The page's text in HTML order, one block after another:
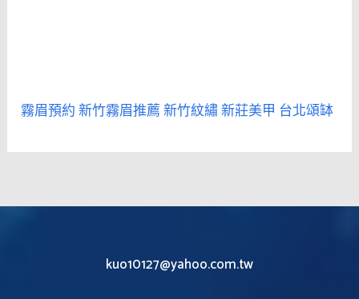
霧眉預約新竹霧眉推薦新竹紋繡新莊美甲 台北頌缽
kuo10127@yahoo.com.tw